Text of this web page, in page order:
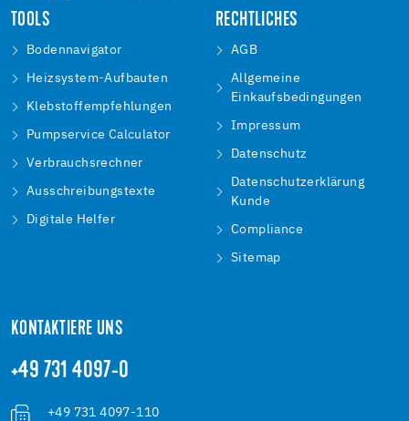
TOOLS
Bodennavigator
Heizsystem-Aufbauten
Klebstoffempfehlungen
Pumpservice Calculator
Verbrauchsrechner
Ausschreibungstexte
Digitale Helfer
RECHTLICHES
AGB
Allgemeine
Einkaufsbedingungen
Impressum
Datenschutz
Datenschutzerklärung
Kunde
Compliance
Sitemap
KONTAKTIERE UNS
+49 731 4097-0
+49 731 4097-110